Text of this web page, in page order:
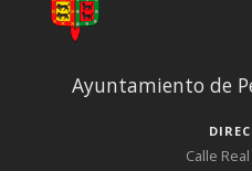
Ayuntamiento de
Calle